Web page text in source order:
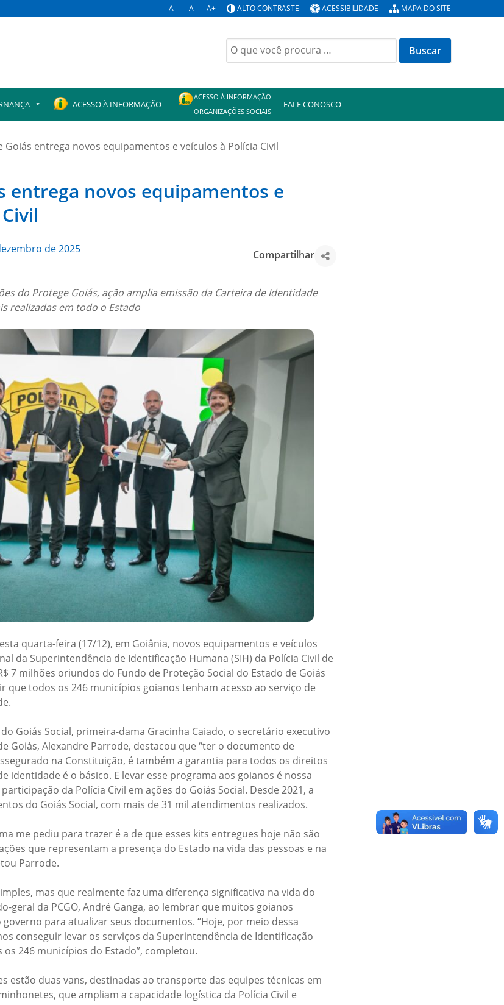
A- A A+ ALTO CONTRASTE ACESSIBILIDADE MAPA DO SITE
Buscar
por:
ACESSO À INFORMAÇÃO
ACESSO À INFORMAÇÃO
ORGANIZAÇÕES SOCIAIS
FALE CONOSCO
Goiás entrega novos equipamentos e veículos à Polícia Civil
entrega novos equipamentos e
de 2025
do Protege Goiás, ação amplia emissão da Carteira de Identidade
realizadas em todo o Estado
quarta-feira (17/12), em Goiânia, novos equipamentos e veículos
da Superintendência de Identificação Humana (SIH) da Polícia Civil de
7 milhões oriundos do Fundo de Proteção Social do Estado de Goiás
que todos os 246 municípios goianos tenham acesso ao serviço de
Goiás Social, primeira-dama Gracinha Caiado, o secretário executivo
Goiás, Alexandre Parrode, destacou que “ter o documento de
na Constituição, é também a garantia para todos os direitos
identidade é o básico. E levar esse programa aos goianos é nossa
da Polícia Civil em ações do Goiás Social. Desde 2021, a
do Goiás Social, com mais de 31 mil atendimentos realizados.
me pediu para trazer é a de que esses kits entregues hoje não são
que representam a presença do Estado na vida das pessoas e na
Parrode.
mas que realmente faz uma diferença significativa na vida do
geral da PCGO, André Ganga, ao lembrar que muitos goianos
para atualizar seus documentos. “Hoje, por meio dessa
conseguir levar os serviços da Superintendência de Identificação
os 246 municípios do Estado”, completou.
estão duas vans, destinadas ao transporte das equipes técnicas em
que ampliam a capacidade logística da Polícia Civil e
Compartilhar